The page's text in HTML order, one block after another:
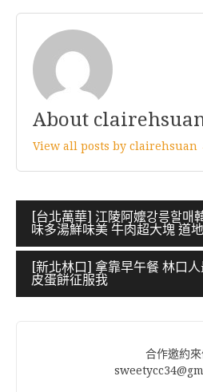
About
View all posts by clairehsuan
文
章
導
覽
[台北萬華] 江陵阿嬤강릉할매
味多湯鮮味美 牛肉超大塊 道
[新北林口] 拿靠早午餐 林口
皮蛋餅征服我
合作邀約